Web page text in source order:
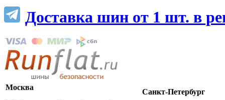
Доставка шин от 1 шт. в
Москва
Санкт-Петербург